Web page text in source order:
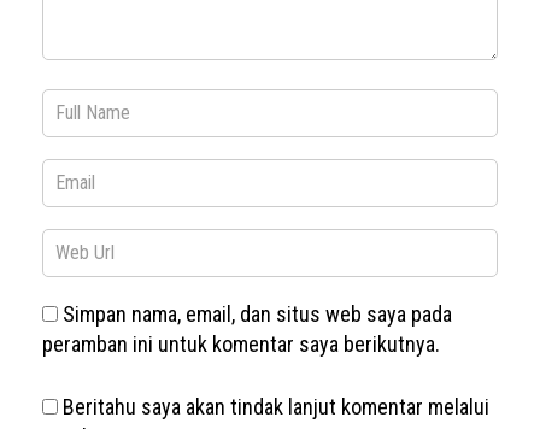
Simpan nama, email, dan situs web saya pada
peramban ini untuk komentar saya berikutnya.
Beritahu saya akan tindak lanjut komentar melalui